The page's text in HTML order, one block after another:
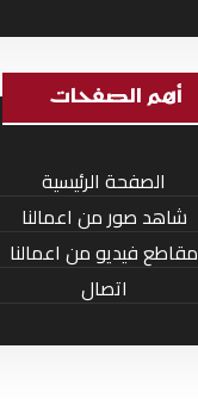
أهم الصفحات
الصفحة الرئيسية
شاهد صور من اعمالنا
مقاطع فيديو من اعمالنا
اتصال